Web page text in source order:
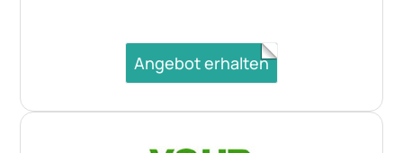
Angebot erhalten